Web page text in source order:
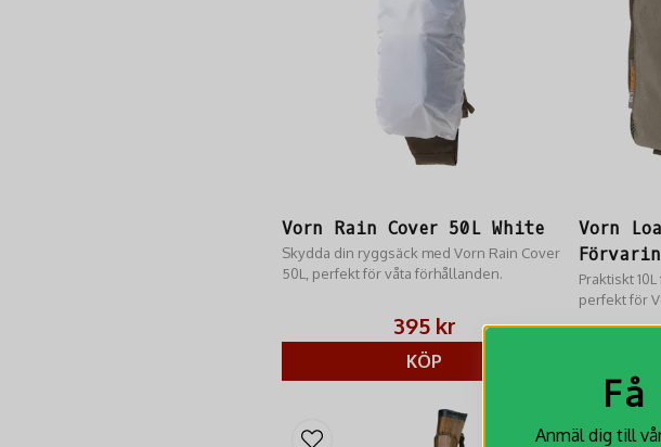
Vorn Rain Cover 50L White
Skydda din ryggsäck med Vorn Rain Cover
50L, perfekt för våta förhållanden.
395 kr
KÖP
Vorn
Praktiskt
perfekt för
Anmäl dig till